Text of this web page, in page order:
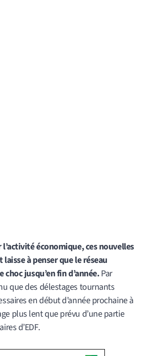
économique, ces nouvelles
à penser que le réseau
jusqu’en fin d’année.Par
que des délestages tournants
en début d’année prochaine à
plus lent que prévu d’une partie
d’EDF.